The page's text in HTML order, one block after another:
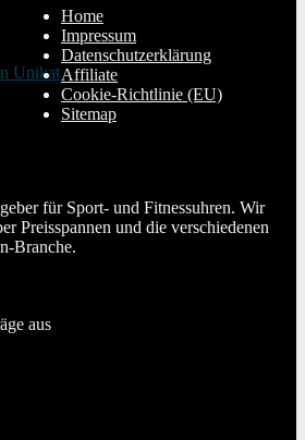
Unikat
Home
Impressum
Datenschutzerklärung
Affiliate
Cookie-Richtlinie (EU)
Sitemap
für Sport- und Fitnessuhren. Wir
Preisspannen und die verschiedenen
Branche.
aus